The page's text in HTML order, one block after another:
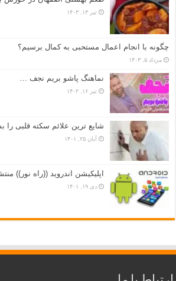
تیر ۱۳, ۱۴۰۳
چگونه با انجام اعمال مستحبی به کمال برسیم؟
مرداد ۵, ۱۴۰۳
نماهنگ پاشو بریم نجف …
تیر ۱۶, ۱۴۰۲
شایع ترین علائم سکته قلبی را
آبان ۲۵, ۱۴۰۱
اپلیکیشن اندروید ((راه نور))
دی ۱۹, ۱۴۰۱